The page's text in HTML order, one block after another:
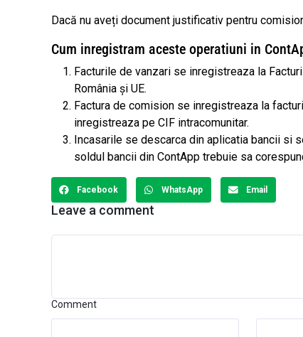
Dacă nu aveți document justificativ pentru
Cum inregistram aceste operatiuni in
Facturile de vanzari se inregistreaza la
România și UE.
Factura de comision se inregistreaza la
inregistreaza pe CIF intracomunitar.
Incasarile se descarca din aplicatia bancii si
soldul bancii din ContApp trebuie sa
Facebook WhatsApp Email
Leave a comment
Comment